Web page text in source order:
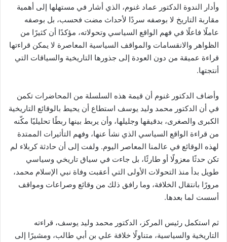
وأدار الندوة الدكتور عماد غنوم، الذي أشار في مستهلها إلى أهمية
مقاربة التاريخ لا بوصفه سردًا لأحداث مضت فحسب، بل بوصفه
عاملًا فاعلًا في فهم الواقع السياسي وتحولاته، مؤكدًا أن كثيرًا من
الظواهر والانقسامات والمواقف السياسية المعاصرة لا يمكن قراءتها
قراءة عميقة من دون العودة إلى جذورها التاريخية والسياقات التي
أنتجتها.
وأضاف الدكتور غنوم أن قيمة هذه السلسلة من المحاضرات تكمن
في أن الدكتور محمد وليد يوسف استطاع أن يحيط بالوقائع التاريخية
الكبرى والصغرى، بدقيقها وجليلها، وأن يربط بينها ربطًا تحليليًا مكّنه
من قراءة الواقع السياسي الذي نشأ عنها، وفهم التأثيرات الممتدة
لهذه الوقائع في عالمنا المعاصر اليوم. ولفت إلى أن حادثة كربلاء لم
تكن حدثًا معزولًا أو طارئًا، بل جاءت في سياق تاريخي وسياسي
طويل بدأ منذ التحولات الأولى التي أعقبت وفاة نبي الإسلام محمد،
مرورًا بانتقال الخلافة، وما رافق ذلك من وقائع وصراعات ومواقف
أسست لما بعدها.
ثم استكمل رئيس المركز، الدكتور محمد وليد يوسف، قراءته
التاريخية والسياسية، متناولًا خلافة علي بن أبي طالب، ومشيرًا إلى